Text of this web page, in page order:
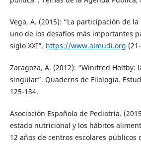
Vega, A. (2015): “La participación de
uno de los desafíos más importantes
siglo XXI”. https://www.almudi.org
Zaragoza, A. (2012): “Winifred Holtby:
singular”. Quaderns de Filologia.
125-134.
Asociación Española de Pediatría.
estado nutricional y los hábitos
12 años de centros escolares